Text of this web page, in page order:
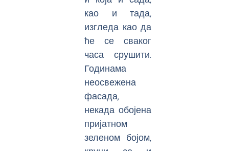
као и тада,
изгледа као да
ће се сваког
часа срушити.
Годинама
неосвежена
фасада,
некада обојена
пријатном
зеленом бојом,